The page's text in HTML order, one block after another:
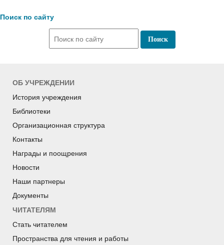
Поиск по сайту
ОБ УЧРЕЖДЕНИИ
История учреждения
Библиотеки
Организационная структура
Контакты
Награды и поощрения
Новости
Наши партнеры
Документы
ЧИТАТЕЛЯМ
Стать читателем
Пространства для чтения и работы